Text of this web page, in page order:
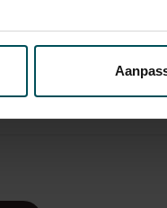
kunt u uw
uw gegevens kunnen